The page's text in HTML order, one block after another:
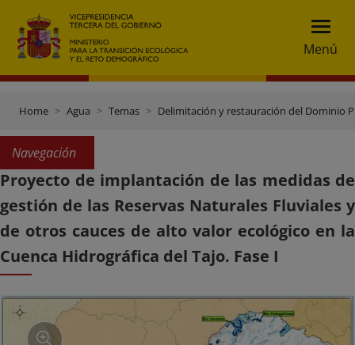
Menú
Home Agua Temas Delimitación y restauración del Dominio
Navegación
Proyecto de implantación de las medidas de
gestión de las Reservas Naturales Fluviales y
de otros cauces de alto valor ecológico en la
Cuenca Hidrográfica del Tajo. Fase I